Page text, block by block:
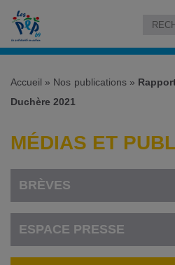
Accueil » Nos publications»
Duchère 2021
MÉDIAS ET
BRÈVES
ESPACE PRESSE